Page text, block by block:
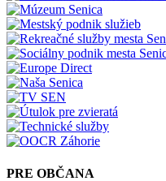
PRE OBČANA